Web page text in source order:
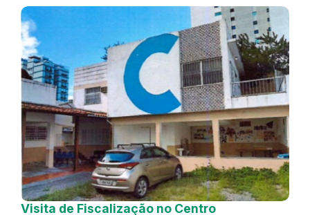
Visita de Fiscalização no Centro